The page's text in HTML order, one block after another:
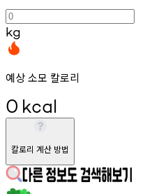
kg
예상 소모 칼로리
0 kcal
칼로리 계산 방법